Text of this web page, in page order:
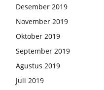
Desember 2019
November 2019
Oktober 2019
September 2019
Agustus 2019
Juli 2019